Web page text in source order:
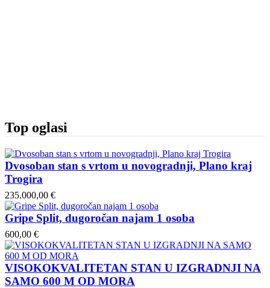
Top oglasi
Dvosoban stan s vrtom u novogradnji, Plano kraj
Trogira
235.000,00 €
Gripe Split, dugoročan najam 1 osoba
600,00 €
VISOKOKVALITETAN STAN U IZGRADNJI NA
SAMO 600 M OD MORA